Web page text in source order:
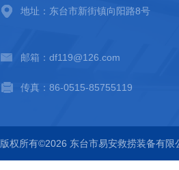
地址：东台市新街镇向阳路8号
邮箱：df119@126.com
传真：86-0515-85755119
版权所有©2026 东台市易安救捞装备有